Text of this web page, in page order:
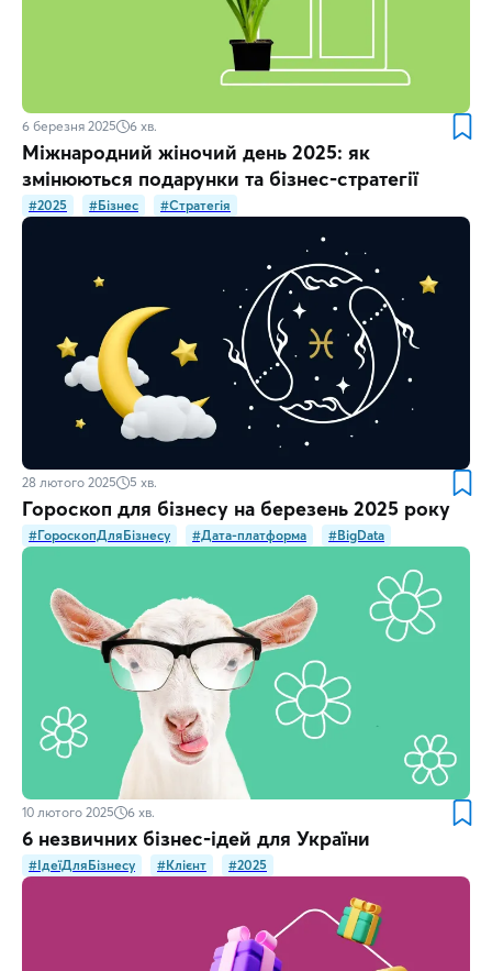
6 березня 2025 6 хв.
Міжнародний жіночий день 2025: як
змінюються подарунки та бізнес-стратегії
#2025 #Бізнес #Стратегія
28 лютого 2025 5 хв.
Гороскоп для бізнесу на березень 2025 року
#ГороскопДляБізнесу #Дата-платформа #BigData
10 лютого 2025 6 хв.
6 незвичних бізнес-ідей для України
#ІдеїДляБізнесу #Клієнт #2025